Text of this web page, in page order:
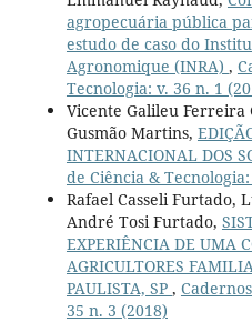
agropecuária pública
estudo de caso do
Agronomique (INRA) ,
Tecnologia: v. 36 n. 1
Vicente Galileu Ferreira
Gusmão Martins,
INTERNACIONAL DOS
de Ciência &
Rafael Casseli Furtado,
André Tosi Furtado,
EXPERIÊNCIA DE UMA
AGRICULTORES
PAULISTA, SP ,
35 n. 3 (2018)